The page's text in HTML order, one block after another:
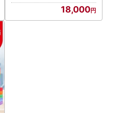
18,000